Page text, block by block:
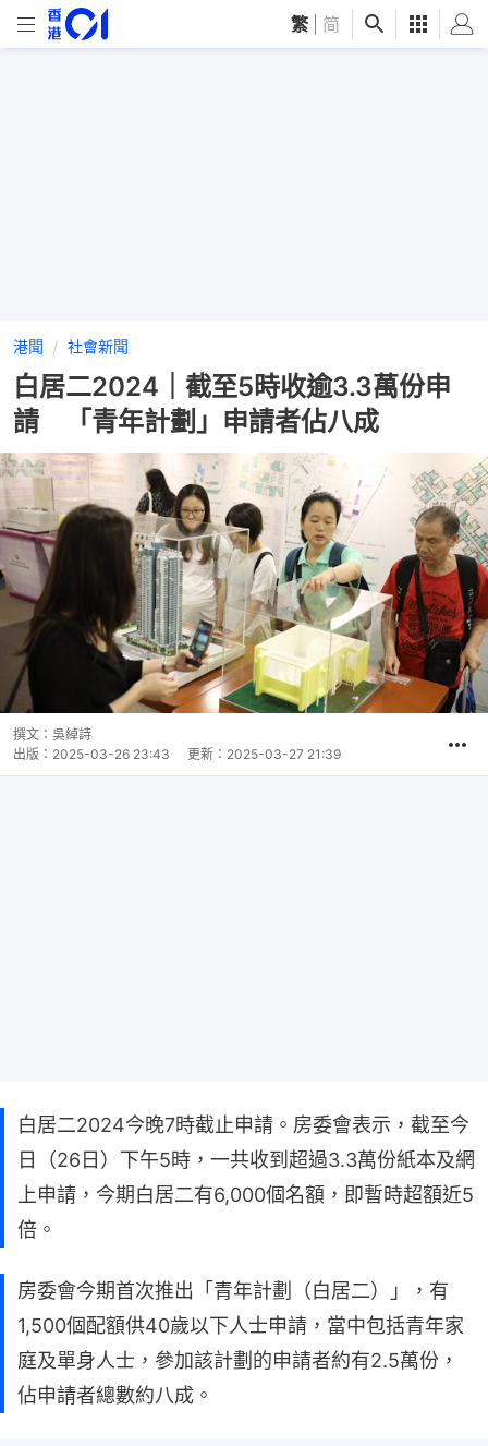
繁 简
港聞 社會新聞
白居二2024｜截至5時收逾3.3萬份申
請 「青年計劃」申請者佔八成
撰文： 吳綽詩
出版： 2025-03-26 23:43 更新： 2025-03-27 21:39
白居二2024今晚7時截止申請。房委會表示，截至今
日（26日）下午5時，一共收到超過3.3萬份紙本及網
上申請，今期白居二有6,000個名額，即暫時超額近5
倍。
房委會今期首次推出「青年計劃（白居二）」，有
1,500個配額供40歲以下人士申請，當中包括青年家
庭及單身人士，參加該計劃的申請者約有2.5萬份，
佔申請者總數約八成。